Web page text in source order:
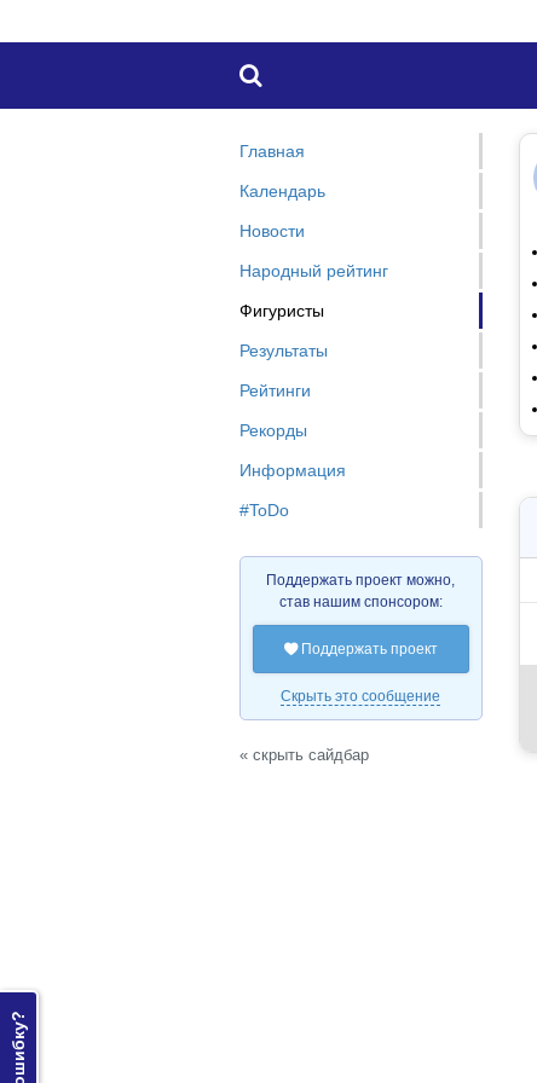

Главная
Календарь
Новости
Народный рейтинг
Фигуристы
Результаты
Рейтинги
Рекорды
Информация
#ToDo
Поддержать проект можно,
став нашим спонсором:
Поддержать проект
Скрыть это сообщение
« скрыть сайдбар